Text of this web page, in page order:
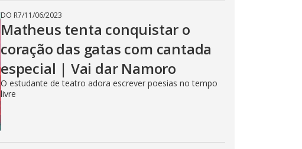
DO R7/11/06/2023
Matheus tenta conquistar o
coração das gatas com cantada
especial | Vai dar Namoro
O estudante de teatro adora escrever poesias no tempo
livre